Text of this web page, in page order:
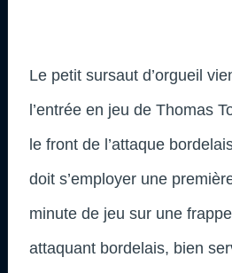
Le petit sursaut d’orgueil
l’entrée en jeu de Thomas
le front de l’attaque
doit s’employer une
minute de jeu sur une
attaquant bordelais, bien